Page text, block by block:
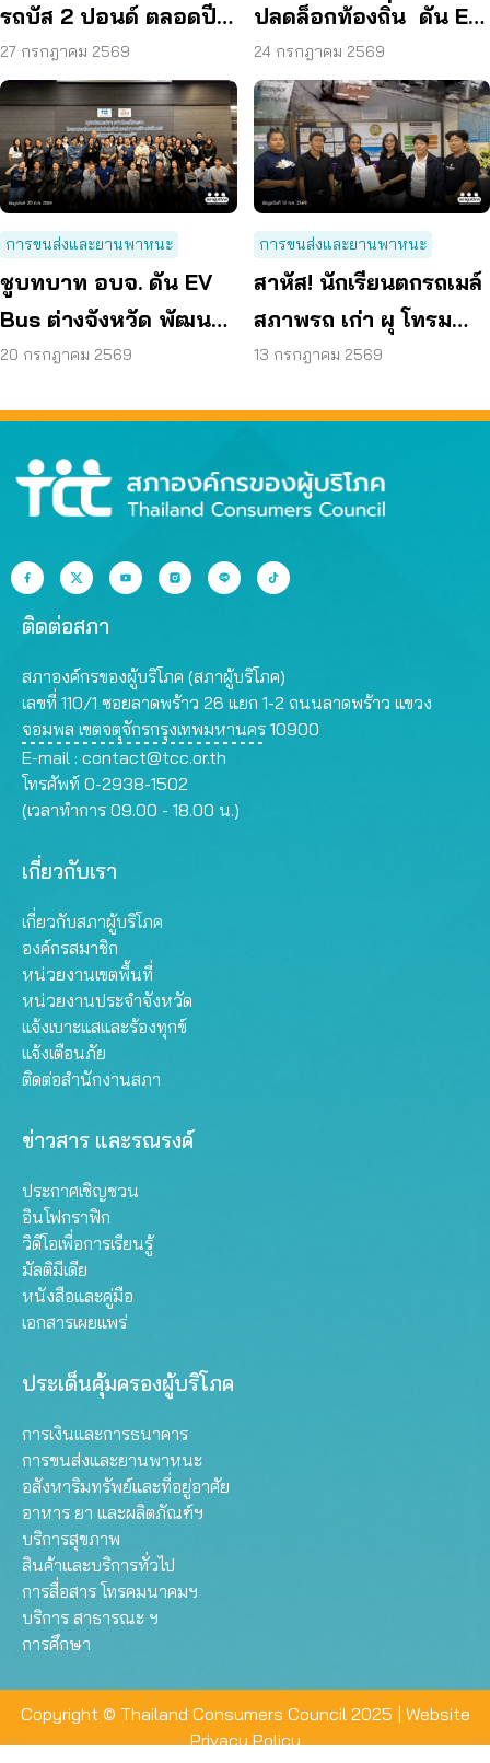
รถบัส 2 ปอนด์ ตลอดปี
70 ลดค่าครองชีพ
27 กรกฎาคม 2569
ปลดล็อกท้องถิ่น ดัน EV
Bus อยุธยา
24 กรกฎาคม 2569
การขนส่งและยานพาหนะ
ชูบทบาท อบจ. ดัน EV
Bus ต่างจังหวัด พัฒนา
ขนส่งสาธารณะไร้รอย
20 กรกฎาคม 2569
การขนส่งและยานพาหนะ
สาหัส! นักเรียนตกรถเมล์
สภาพรถ เก่า ผุ โทรม
ถามหามาตรฐานรถ
13 กรกฎาคม 2569
ติดต่อสภา
สภาองค์กรของผู้บริโภค (สภาผู้บริโภค)
เลขที่ 110/1 ซอยลาดพร้าว 26 แยก 1-2 ถนนลาดพร้าว แขวง
จอมพล เขตจตุจักรกรุงเทพมหานคร 10900
E-mail : contact@tcc.or.th
โทรศัพท์ 0-2938-1502
(เวลาทำการ 09.00 - 18.00 น.)
เกี่ยวกับเรา
เกี่ยวกับสภาผู้บริโภค
องค์กรสมาชิก
หน่วยงานเขตพื้นที่
หน่วยงานประจำจังหวัด
แจ้งเบาะแสและร้องทุกข์
แจ้งเตือนภัย
ติดต่อสำนักงานสภา
ข่าวสาร และรณรงค์
ประกาศเชิญชวน
อินโฟกราฟิก
วิดีโอเพื่อการเรียนรู้
มัลติมีเดีย
หนังสือและคู่มือ
เอกสารเผยแพร่
ประเด็นคุ้มครองผู้บริโภค
การเงินและการธนาคาร
การขนส่งและยานพาหนะ
อสังหาริมทรัพย์และที่อยู่อาศัย
อาหาร ยา และผลิตภัณฑ์ฯ
บริการสุขภาพ
สินค้าและบริการทั่วไป
การสื่อสาร โทรคมนาคมฯ
บริการ สาธารณะ ฯ
การศึกษา
Copyright © Thailand Consumers Council 2025 | Website
Privacy Policy